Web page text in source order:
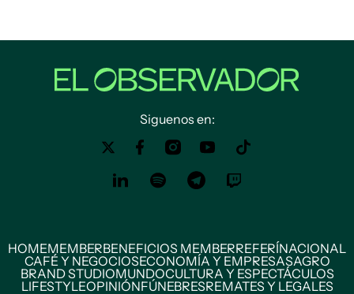
Siguenos en:
HOMEMEMBERBENEFICIOS MEMBERREFERÍNACIONAL
CAFÉ Y NEGOCIOSECONOMÍA Y EMPRESASAGRO
BRAND STUDIOMUNDOCULTURA Y ESPECTÁCULOS
LIFESTYLEOPINIÓNFÚNEBRESREMATES Y LEGALES